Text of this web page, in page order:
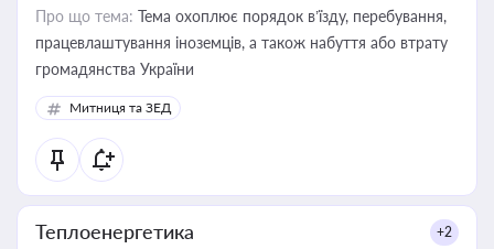
Про що тема: Тема охоплює порядок в’їзду, перебування,
працевлаштування іноземців, а також набуття або втрату
громадянства України
Митниця та ЗЕД
Теплоенергетика +2